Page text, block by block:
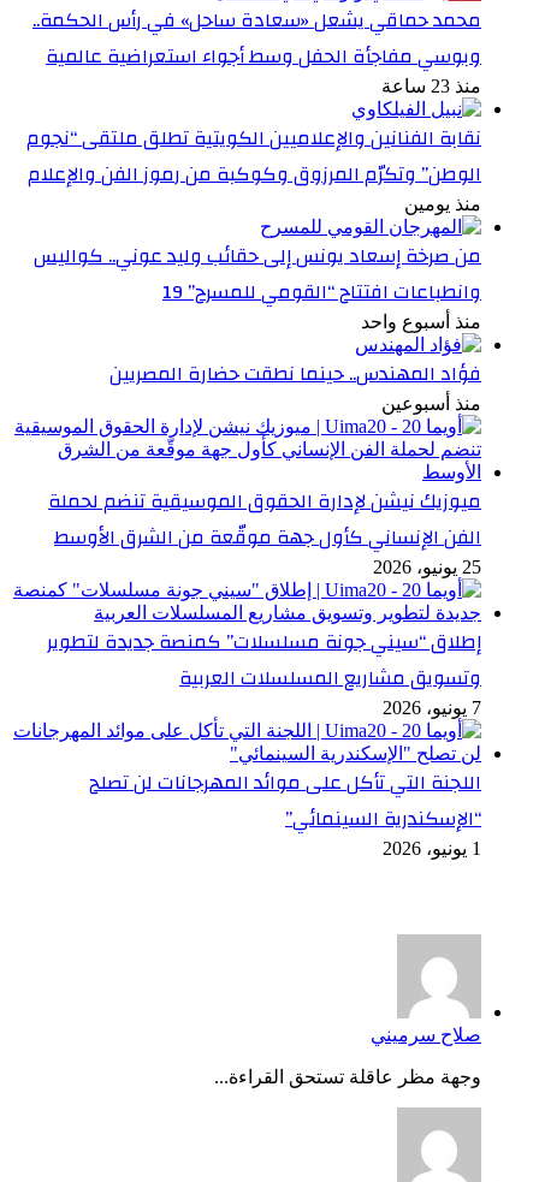
محمد حماقي يشعل «سعادة ساحل» في رأس الحكمة..
وبوسي مفاجأة الحفل وسط أجواء استعراضية عالمية
منذ 23 ساعة
نقابة الفنانين والإعلاميين الكويتية تطلق ملتقى “نجوم
الوطن” وتكرّم المرزوق وكوكبة من رموز الفن والإعلام
منذ يومين
من صرخة إسعاد يونس إلى حقائب وليد عوني.. كواليس
وانطباعات افتتاح “القومي للمسرح” 19
منذ أسبوع واحد
فؤاد المهندس.. حينما نطقت حضارة المصريين
منذ أسبوعين
ميوزيك نيشن لإدارة الحقوق الموسيقية تنضم لحملة
الفن الإنساني كأول جهة موقّعة من الشرق الأوسط
25 يونيو، 2026
إطلاق “سيني جونة مسلسلات” كمنصة جديدة لتطوير
وتسويق مشاريع المسلسلات العربية
7 يونيو، 2026
اللجنة التي تأكل على موائد المهرجانات لن تصلح
“الإسكندرية السينمائي”
1 يونيو، 2026
صلاح سرميني
وجهة مظر عاقلة تستحق القراءة...